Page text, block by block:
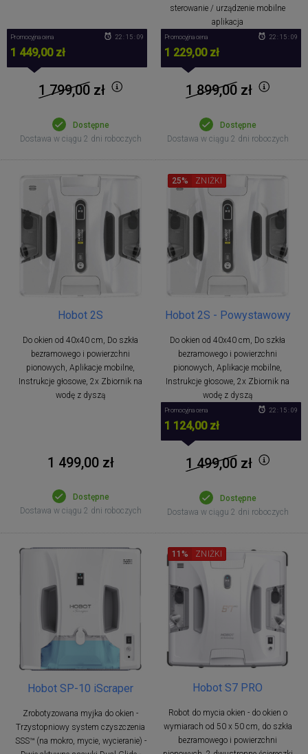
Promocyjna cena
1 449,00 zł
22 : 15 : 09
1 799,00zł
Dostępne
Dostawa w ciągu 2 dni roboczych
sterowanie / urządzenie mobilne
aplikacja
Promocyjna cena
1 229,00 zł
22 : 15 : 09
1 899,00zł
Dostępne
Dostawa w ciągu 2 dni roboczych
Hobot 2S
Do okien od 40x40 cm, Do szkła
bezramowego i powierzchni
pionowych, Aplikacje mobilne,
Instrukcje głosowe, 2x Zbiornik na
wodę z dyszą
1 499,00 zł
Dostępne
Dostawa w ciągu 2 dni roboczych
Hobot 2S - Powystawowy
Do okien od 40x40 cm, Do szkła
bezramowego i powierzchni
pionowych, Aplikacje mobilne,
Instrukcje głosowe, 2x Zbiornik na
wodę z dyszą
25% ZNIŻKI
Promocyjna cena
1 124,00 zł
22 : 15 : 09
1 499,00zł
Dostępne
Dostawa w ciągu 2 dni roboczych
Hobot SP-10 iScraper
Zrobotyzowana myjka do okien -
Trzystopniowy system czyszczenia
SSS™ (na mokro, mycie, wycieranie) -
Hobot S7 PRO
Robot do mycia okien - do okien o
wymiarach od 50 x 50 cm, do szkła
bezramowego i powierzchni
11% ZNIŻKI